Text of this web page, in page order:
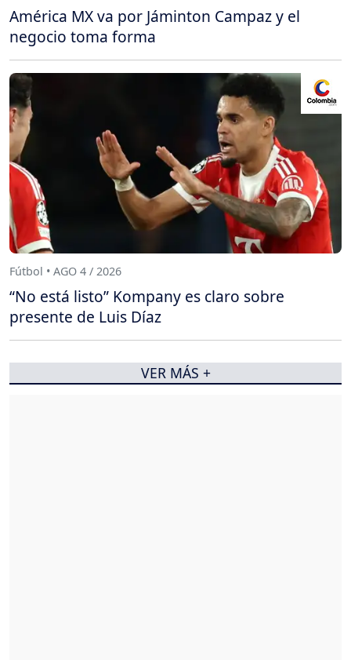
América MX va por Jáminton Campaz y el
negocio toma forma
Fútbol • AGO 4 / 2026
“No está listo” Kompany es claro sobre
presente de Luis Díaz
VER MÁS +